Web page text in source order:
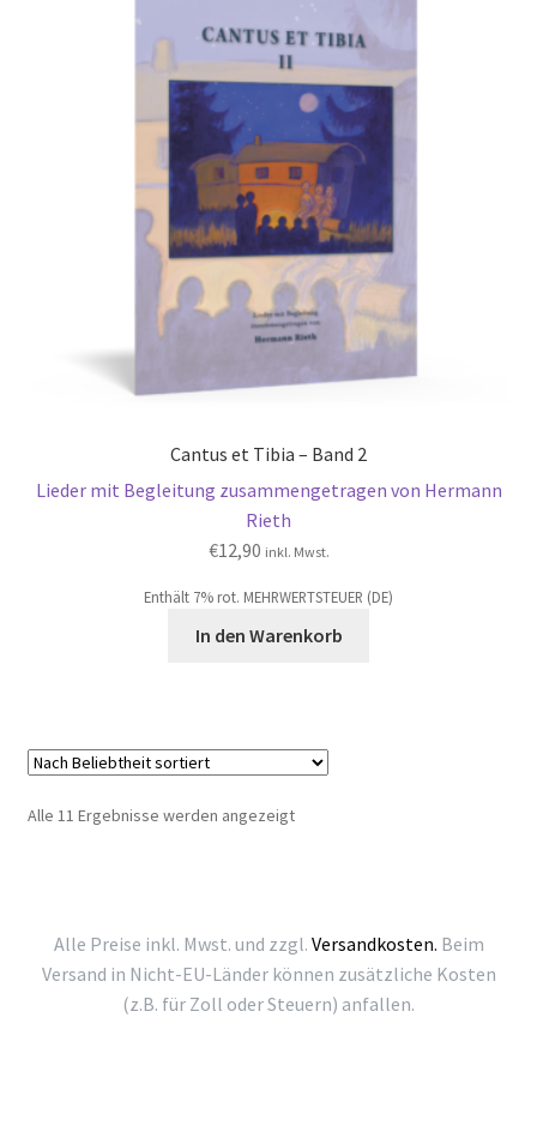
Cantus et Tibia – Band 2
Lieder mit Begleitung zusammengetragen von Hermann
Rieth
€12,90 inkl. Mwst.
Enthält 7% rot. MEHRWERTSTEUER (DE)
In den Warenkorb
Alle 11 Ergebnisse werden angezeigtNach
Alle Preise inkl. Mwst. und zzgl. Versandkosten. Beim
Versand in Nicht-EU-Länder können zusätzliche Kosten
(z.B. für Zoll oder Steuern) anfallen.